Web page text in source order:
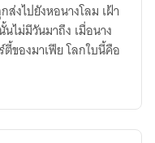
ไม่มีวันมาถึง เมื่อนาง
เฟีย โลกใบนี้คือ